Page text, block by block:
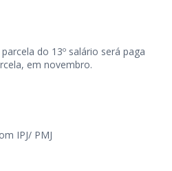
do 13º salário será paga
em novembro.
IPJ/ PMJ